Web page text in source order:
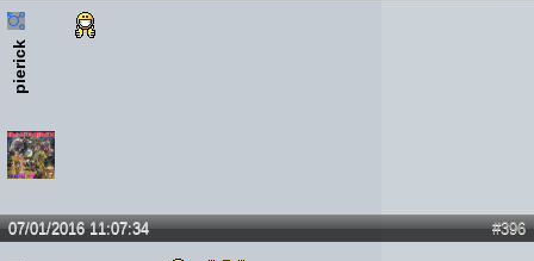
pierick
#396
07/01/2016 11:07:34